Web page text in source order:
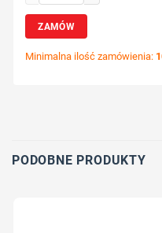
ZAMÓW
Minimalna ilość zamówienia:
PODOBNE PRODUKTY